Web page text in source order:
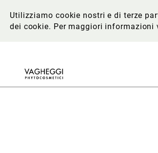
Utilizziamo cookie nostri e di terze
dei cookie. Per maggiori informazioni